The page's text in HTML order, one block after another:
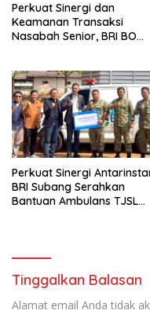
Perkuat Sinergi dan
Keamanan Transaksi
Nasabah Senior, BRI BO
Perkuat Sinergi
BRI Subang Serahkan
Bantuan Ambulans TJSL
Tinggalkan Balasan
Alamat email Anda tidak